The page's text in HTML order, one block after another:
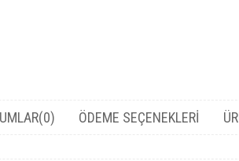
(0) ÖDEME SEÇENEKLERI